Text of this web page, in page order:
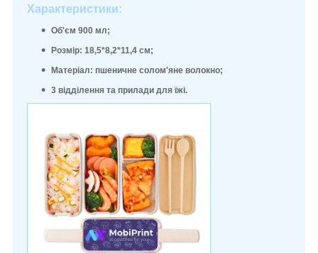
Характеристики:
Об'єм 900 мл;
Розмір: 18,5*8,2*11,4 см;
Матеріал: пшеничне солом'яне волокно;
3 відділення та прилади для їжі.